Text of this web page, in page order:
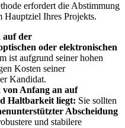
erfordert die Abstimmung
Hauptziel Ihres Projekts.
auf der
oder elektronischen
ist aufgrund seiner hohen
Kosten seiner
Kandidat.
Anfang an auf
Haltbarkeit liegt: Sie sollten
Abscheidung
und stabilere